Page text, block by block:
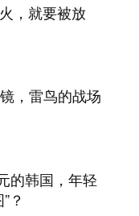
，就要被放
，雷鸟的战场
的韩国，年轻
？